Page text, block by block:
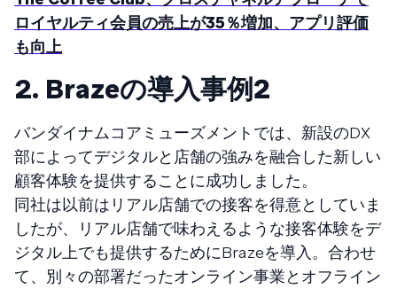
ロイヤルティ会員の売上が35％増加、アプリ評価
も向上
2. Brazeの導入事例２
バンダイナムコアミューズメントでは、新設のDX
部によってデジタルと店舗の強みを融合した新しい
顧客体験を提供することに成功しました。
同社は以前はリアル店舗での接客を得意としていま
したが、リアル店舗で味わえるような接客体験をデ
ジタル上でも提供するためにBrazeを導入。合わせ
て、別々の部署だったオンライン事業とオフライン